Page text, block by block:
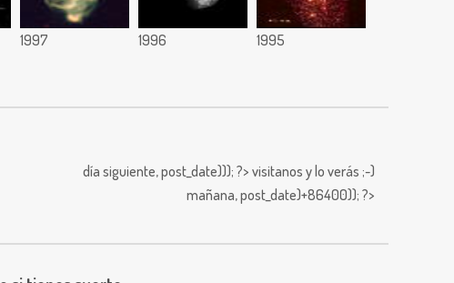
1997 1996 1995
día siguiente,post_date))); ?> visitanos y lo verás ;-)
mañana,post_date)+86400)); ?>